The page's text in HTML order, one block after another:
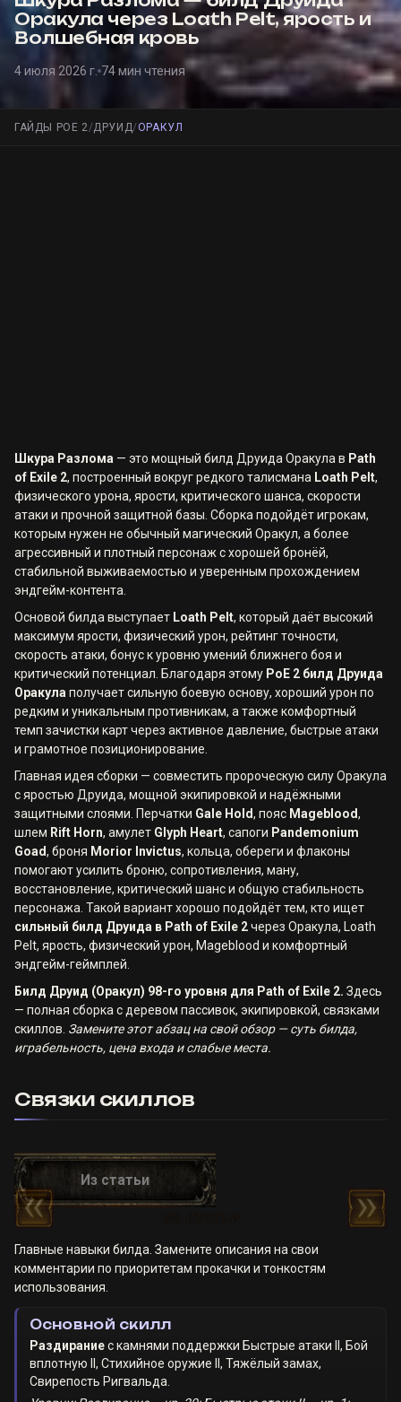
Оракула через Loath Pelt, ярость и
Волшебная кровь
4 июля 2026 г. 74мин чтения
ГАЙДЫ POE 2 /ДРУИД/ОРАКУЛ
Шкура Разлома — это мощный билд Друида Оракула в Path
of Exile 2, построенный вокруг редкого талисмана Loath Pelt,
физического урона, ярости, критического шанса, скорости
атаки и прочной защитной базы. Сборка подойдёт игрокам,
которым нужен не обычный магический Оракул, а более
агрессивный и плотный персонаж с хорошей бронёй,
стабильной выживаемостью и уверенным прохождением
эндгейм-контента.
Основой билда выступает Loath Pelt, который даёт высокий
максимум ярости, физический урон, рейтинг точности,
скорость атаки, бонус к уровню умений ближнего боя и
критический потенциал. Благодаря этому PoE 2 билд Друида
Оракула получает сильную боевую основу, хороший урон по
редким и уникальным противникам, а также комфортный
темп зачистки карт через активное давление, быстрые атаки
и грамотное позиционирование.
Главная идея сборки — совместить пророческую силу Оракула
с яростью Друида, мощной экипировкой и надёжными
защитными слоями. Перчатки Gale Hold, пояс Mageblood,
шлем Rift Horn, амулет Glyph Heart, сапоги Pandemonium
Goad, броня Morior Invictus, кольца, обереги и флаконы
помогают усилить броню, сопротивления, ману,
восстановление, критический шанс и общую стабильность
персонажа. Такой вариант хорошо подойдёт тем, кто ищет
сильный билд Друида в Path of Exile 2через Оракула, Loath
Pelt, ярость, физический урон, Mageblood и комфортный
эндгейм-геймплей.
Билд Друид (Оракул) 98-го уровня для Path of Exile 2. Здесь
— полная сборка с деревом пассивок, экипировкой, связками
скиллов. Замените этот абзац на свой обзор — суть билда,
играбельность, цена входа и слабые места.
Связки скиллов
Главные навыки билда. Замените описания на свои
комментарии по приоритетам прокачки и тонкостям
использования.
Основной скилл
Раздираниес камнями поддержки Быстрые атаки II , Бой
вплотную II , Стихийное оружие II , Тяжёлый замах,
Свирепость Ригвальда
Из статьи
Из статьи